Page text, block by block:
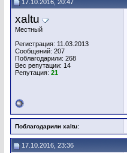
17.10.2016, 20:47
xaltu
Местный
Регистрация: 11.03.2013
Сообщений: 207
Поблагодарили: 268
Вес репутации: 14
Репутация: 21
Поблагодарили xaltu:
17.10.2016, 23:36